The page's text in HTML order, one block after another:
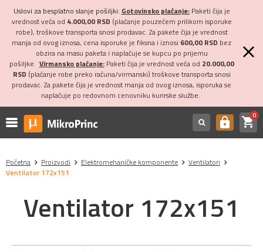
Uslovi za besplatno slanje pošiljki: Gotovinsko plaćanje:Paketi čija je
vrednost veća od 4.000,00 RSD (plaćanje pouzećem prilikom isporuke
robe), troškove transporta snosi prodavac. Za pakete čija je vrednost
manja od ovog iznosa, cena isporuke je fiksna i iznosi 600,00 RSD bez
obzira na masu paketa i naplaćuje se kupcu po prijemu
pošiljke. Virmansko plaćanje:Paketi čija je vrednost veća od 20.000,00
RSD (plaćanje robe preko računa/virmanski) troškove transporta snosi
prodavac. Za pakete čija je vrednost manja od ovog iznosa, isporuka se
naplaćuje po redovnom cenovniku kurirske službe.
https shopping_cart0
Početna Proizvodi Elektromehaničke komponente
Ventilatori
Ventilator 172x151
Ventilator 172x151